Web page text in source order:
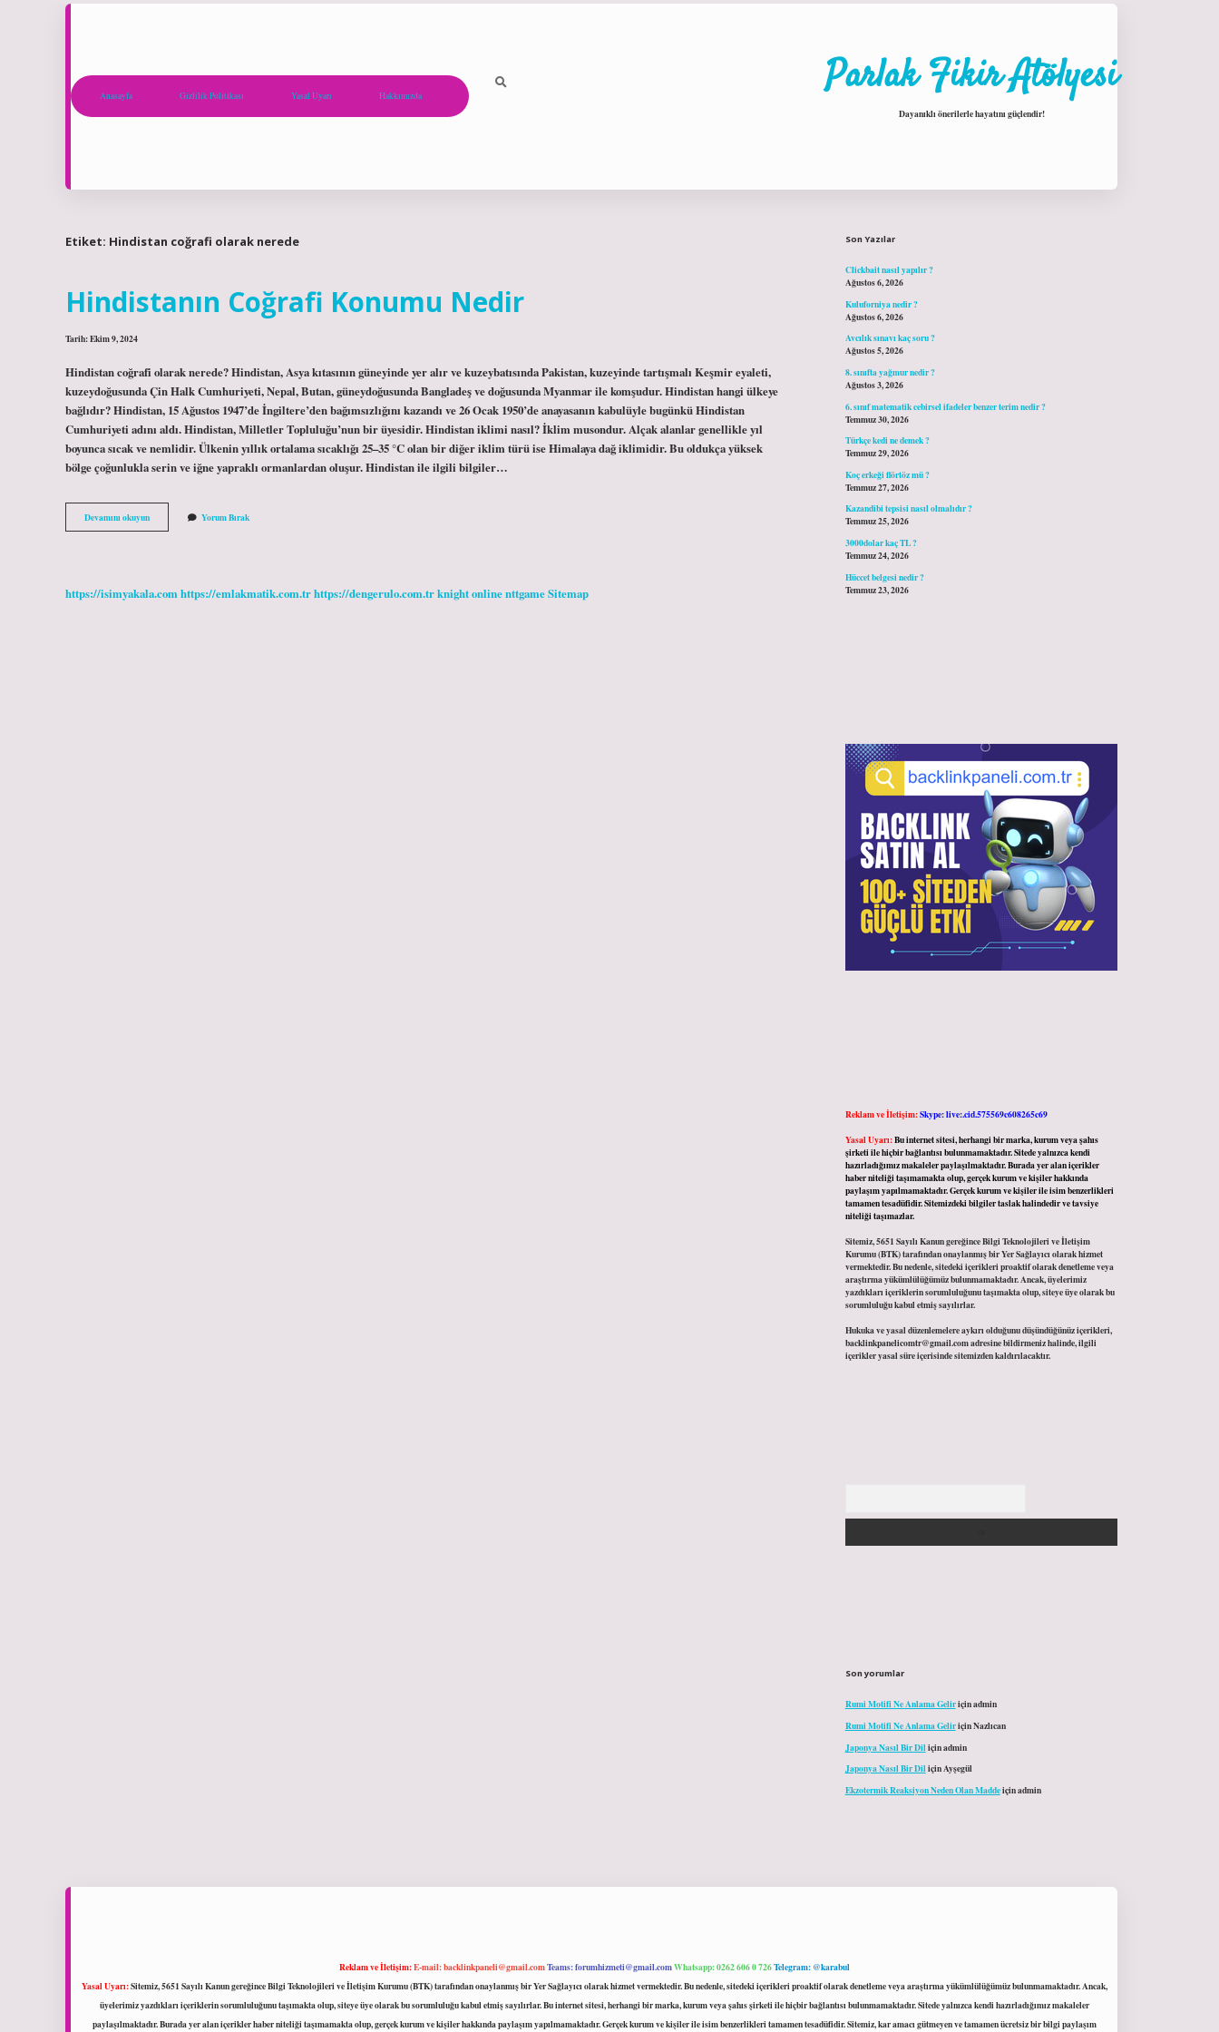
Anasayfa Gizlilik Politikası Yasal Uyarı Hakkımızda Parlak Fikir Atölyesi
Dayanıklı önerilerle hayatını güçlendir!
Etiket: Hindistan coğrafi olarak nerede
Hindistanın Coğrafi Konumu Nedir
Tarih: Ekim 9, 2024
Hindistan coğrafi olarak nerede? Hindistan, Asya kıtasının güneyinde yer alır ve kuzeybatısında Pakistan, kuzeyinde tartışmalı Keşmir eyaleti,
kuzeydoğusunda Çin Halk Cumhuriyeti, Nepal, Butan, güneydoğusunda Bangladeş ve doğusunda Myanmar ile komşudur. Hindistan hangi ülkeye
bağlıdır? Hindistan, 15 Ağustos 1947’de İngiltere’den bağımsızlığını kazandı ve 26 Ocak 1950’de anayasanın kabulüyle bugünkü Hindistan
Cumhuriyeti adını aldı. Hindistan, Milletler Topluluğu’nun bir üyesidir. Hindistan iklimi nasıl? İklim musondur. Alçak alanlar genellikle yıl
boyunca sıcak ve nemlidir. Ülkenin yıllık ortalama sıcaklığı 25–35 °C olan bir diğer iklim türü ise Himalaya dağ iklimidir. Bu oldukça yüksek
bölge çoğunlukla serin ve iğne yapraklı ormanlardan oluşur. Hindistan ile ilgili bilgiler…
Devamını okuyunHindistanın
Coğrafi
Yorum Bırak
https://isimyakala.comhttps://emlakmatik.com.trhttps://dengerulo.com.trknight onlinenttgameSitemap
Son Yazılar
Clickbait nasıl yapılır ?
Ağustos 6, 2026
Kuluforniya nedir ?
Ağustos 6, 2026
Avcılık sınavı kaç soru ?
Ağustos 5, 2026
8. sınıfta yağmur nedir ?
Ağustos 3, 2026
6. sınıf matematik cebirsel ifadeler benzer terim nedir ?
Temmuz 30, 2026
Türkçe kedi ne demek ?
Temmuz 29, 2026
Koç erkeği flörtöz mü ?
Temmuz 27, 2026
Kazandibi tepsisi nasıl olmalıdır ?
Temmuz 25, 2026
3000dolar kaç TL ?
Temmuz 24, 2026
Hüccet belgesi nedir ?
Temmuz 23, 2026
Reklam ve İletişim:Skype: live:.cid.575569c608265c69
Yasal Uyarı:Bu internet sitesi, herhangi bir marka, kurum veya şahıs
şirketi ile hiçbir bağlantısı bulunmamaktadır. Sitede yalnızca kendi
hazırladığımız makaleler paylaşılmaktadır. Burada yer alan içerikler
haber niteliği taşımamakta olup, gerçek kurum ve kişiler hakkında
paylaşım yapılmamaktadır. Gerçek kurum ve kişiler ile isim benzerlikleri
tamamen tesadüfidir. Sitemizdeki bilgiler taslak halindedir ve tavsiye
niteliği taşımazlar.
Sitemiz, 5651 Sayılı Kanun gereğince Bilgi Teknolojileri ve İletişim
Kurumu (BTK) tarafından onaylanmış bir Yer Sağlayıcı olarak hizmet
vermektedir. Bu nedenle, sitedeki içerikleri proaktif olarak denetleme veya
araştırma yükümlülüğümüz bulunmamaktadır. Ancak, üyelerimiz
yazdıkları içeriklerin sorumluluğunu taşımakta olup, siteye üye olarak bu
sorumluluğu kabul etmiş sayılırlar.
Hukuka ve yasal düzenlemelere aykırı olduğunu düşündüğünüz içerikleri,
backlinkpanelicomtr@gmail.comadresine bildirmeniz halinde, ilgili
içerikler yasal süre içerisinde sitemizden kaldırılacaktır.
Son yorumlar
Rumi Motifi Ne Anlama Geliriçinadmin
Rumi Motifi Ne Anlama GeliriçinNazlıcan
Japonya Nasıl Bir Dil içinadmin
Japonya Nasıl Bir DiliçinAyşegül
Ekzotermik Reaksiyon Neden Olan Maddeiçinadmin
Reklam ve İletişim:E-mail:backlinkpaneli@gmail.comTeams:forumhizmeti@gmail.comWhatsapp: 0262 606 0 726Telegram: @karabul
Yasal Uyarı:Sitemiz, 5651 Sayılı Kanun gereğince Bilgi Teknolojileri ve İletişim Kurumu (BTK) tarafından onaylanmış bir Yer Sağlayıcı olarak hizmet vermektedir. Bu nedenle, sitedeki içerikleri proaktif olarak denetleme veya araştırma yükümlülüğümüz bulunmamaktadır. Ancak,
üyelerimiz yazdıkları içeriklerin sorumluluğunu taşımakta olup, siteye üye olarak bu sorumluluğu kabul etmiş sayılırlar. Bu internet sitesi, herhangi bir marka, kurum veya şahıs şirketi ile hiçbir bağlantısı bulunmamaktadır. Sitede yalnızca kendi hazırladığımız makaleler
paylaşılmaktadır. Burada yer alan içerikler haber niteliği taşımamakta olup, gerçek kurum ve kişiler hakkında paylaşım yapılmamaktadır. Gerçek kurum ve kişiler ile isim benzerlikleri tamamen tesadüfidir. Sitemiz, kar amacı gütmeyen ve tamamen ücretsiz bir bilgi paylaşım